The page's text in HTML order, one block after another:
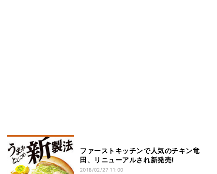
ファーストキッチンで人気のチキン竜
田、リニューアルされ新発売!
2018/02/27 11:00